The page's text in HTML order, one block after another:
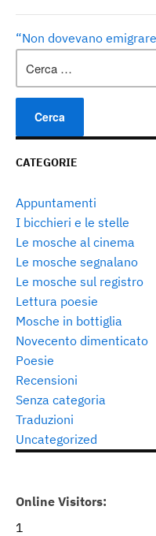
“Non dovevano
per:
CATEGORIE
Appuntamenti
I bicchieri e le stelle
Le mosche al cinema
Le mosche segnalano
Le mosche sul registro
Lettura poesie
Mosche in bottiglia
Novecento dimenticato
Poesie
Recensioni
Senza categoria
Traduzioni
Uncategorized
Online Visitors:
1